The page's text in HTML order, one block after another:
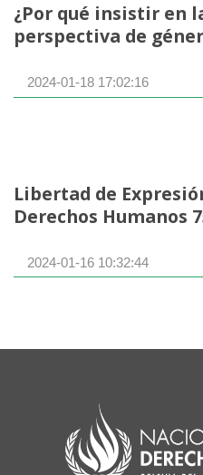
¿Por qué insistir en
perspectiva de
2024-01-18 17:02:16
Libertad de
Derechos Humanos
2024-01-16 10:32:44